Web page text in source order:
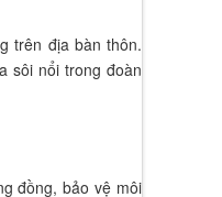
trên địa bàn thôn.
sôi nổi trong đoàn
đồng, bảo vệ môi